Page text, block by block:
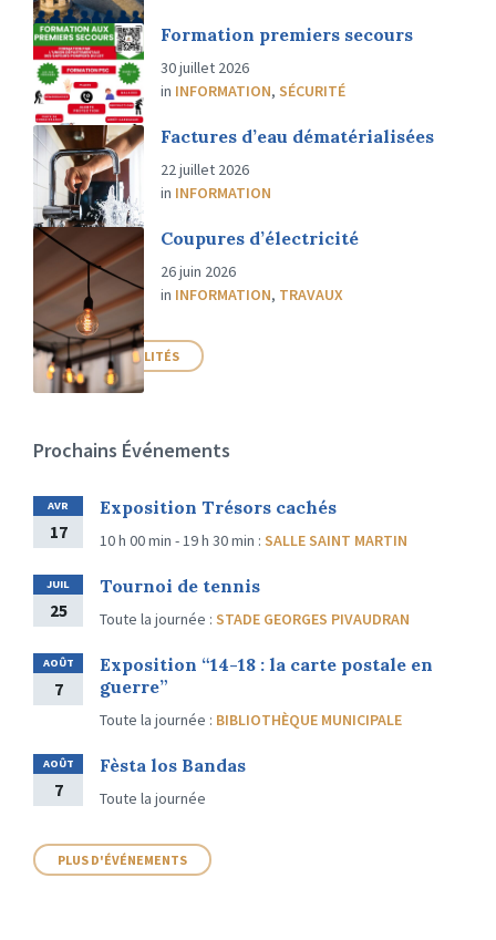
Formation premiers secours
30 juillet 2026
in INFORMATION, SÉCURITÉ
Factures d’eau dématérialisées
22 juillet 2026
in INFORMATION
Coupures d’électricité
26 juin 2026
in INFORMATION, TRAVAUX
PLUS D'ACTUALITÉS
Prochains Événements
AVR
17
Exposition Trésors cachés
10 h 00 min - 19 h 30 min : SALLE SAINT MARTIN
JUIL
25
Tournoi de tennis
Toute la journée : STADE GEORGES PIVAUDRAN
AOÛT
7
Exposition “14-18 : la carte postale en
guerre”
Toute la journée : BIBLIOTHÈQUE MUNICIPALE
AOÛT
7
Fèsta los Bandas
Toute la journée
PLUS D'ÉVÉNEMENTS